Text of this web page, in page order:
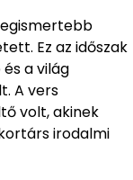
Ez az időszak
a világ
A vers
volt, akinek
irodalmi